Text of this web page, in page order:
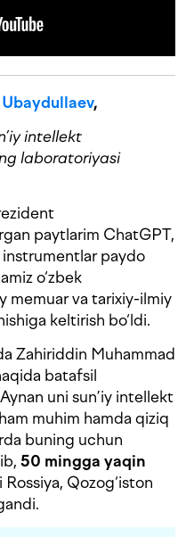
,
intellekt
laboratoriyasi
paytlarim ChatGPT,
paydo
o‘zbek
memuar va tarixiy-ilmiy
keltirish bo‘ldi.
Zahiriddin Muhammad
batafsil
uni sun’iy intellekt
muhim hamda qiziq
buning uchun
50 mingga yaqin
Qozog‘iston